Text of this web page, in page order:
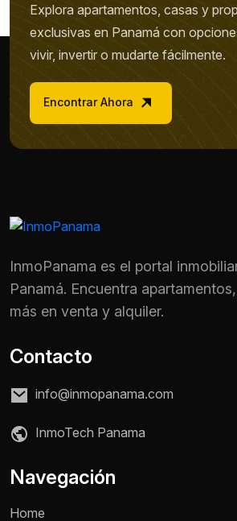
Nombre *
Mensaje *
Explora apartamentos, casas y
exclusivas en Panamá con
vivir, invertir o mudarte fácilmente.
Encontrar Ahora
InmoPanama es el portal
Panamá. Encuentra
más en venta y alquiler.
Contacto
info@inmopanama.com
InmoTech Panama
Navegación
Home